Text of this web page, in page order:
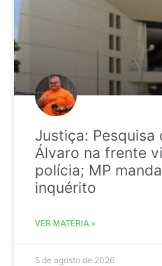
Justiça: Pesquisa
Álvaro na frente
polícia; MP
inquérito
VER MATÉRIA »
5 de agosto de 2026